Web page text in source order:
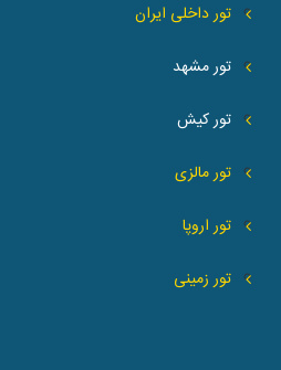
تور داخلی ایران
تور مشهد
تور کیش
تور مالزی
تور اروپا
تور زمینی